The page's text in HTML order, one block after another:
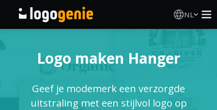
NL
AI logogenerator
Logo-ideeën
Logo maken Hanger
Geef je modemerk een verzorgde
uitstraling met een stijlvol logo op